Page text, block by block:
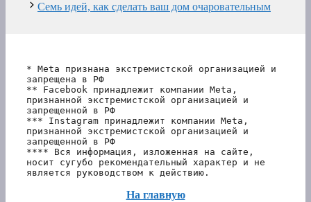
Семь идей, как сделать ваш дом очаровательным
* Meta признана экстремистской организацией и
запрещена в РФ
** Facebook принадлежит компании Meta,
признанной экстремистской организацией и
запрещенной в РФ
*** Instagram принадлежит компании Meta,
признанной экстремистской организацией и
запрещенной в РФ
**** Вся информация, изложенная на сайте,
носит сугубо рекомендательный характер и не
является руководством к действию.
На главную